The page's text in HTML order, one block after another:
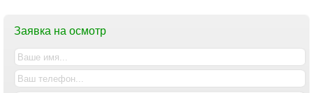
Заявка на осмотр